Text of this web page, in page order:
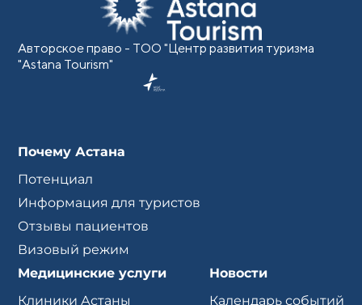
Авторское право - ТОО "Центр развития туризма
"Astana Tourism"
Почему Астана
Потенциал
Информация для туристов
Отзывы пациентов
Визовый режим
Медицинские услуги
Клиники Астаны
Новости
Календарь событий